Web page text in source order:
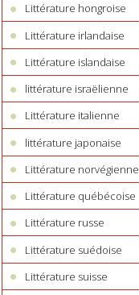
Littérature hongroise
Littérature irlandaise
Littérature islandaise
littérature israëlienne
Littérature italienne
littérature japonaise
Littérature norvégienne
Littérature québécoise
Littérature russe
Littérature suédoise
Littérature suisse